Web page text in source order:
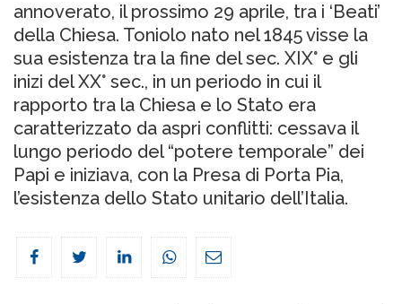
annoverato, il prossimo 29 aprile, tra i ‘Beati’
della Chiesa. Toniolo nato nel 1845 visse la
sua esistenza tra la fine del sec. XIX° e gli
inizi del XX° sec., in un periodo in cui il
rapporto tra la Chiesa e lo Stato era
caratterizzato da aspri conflitti: cessava il
lungo periodo del “potere temporale” dei
Papi e iniziava, con la Presa di Porta Pia,
l’esistenza dello Stato unitario dell’Italia.